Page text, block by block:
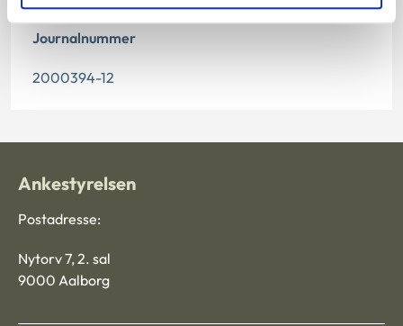
Journalnummer
2000394-12
Ankestyrelsen
Postadresse:
Nytorv 7, 2. sal
9000 Aalborg